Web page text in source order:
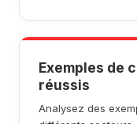
Exemples de
réussis
Analysez des